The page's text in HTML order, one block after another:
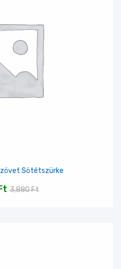
Sötétszürke
3,880Ft